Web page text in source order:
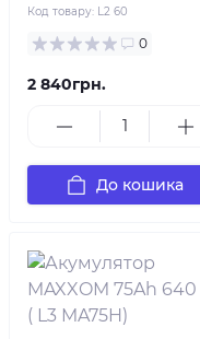
Код товару: L2 60
0
2 840грн.
До кошика